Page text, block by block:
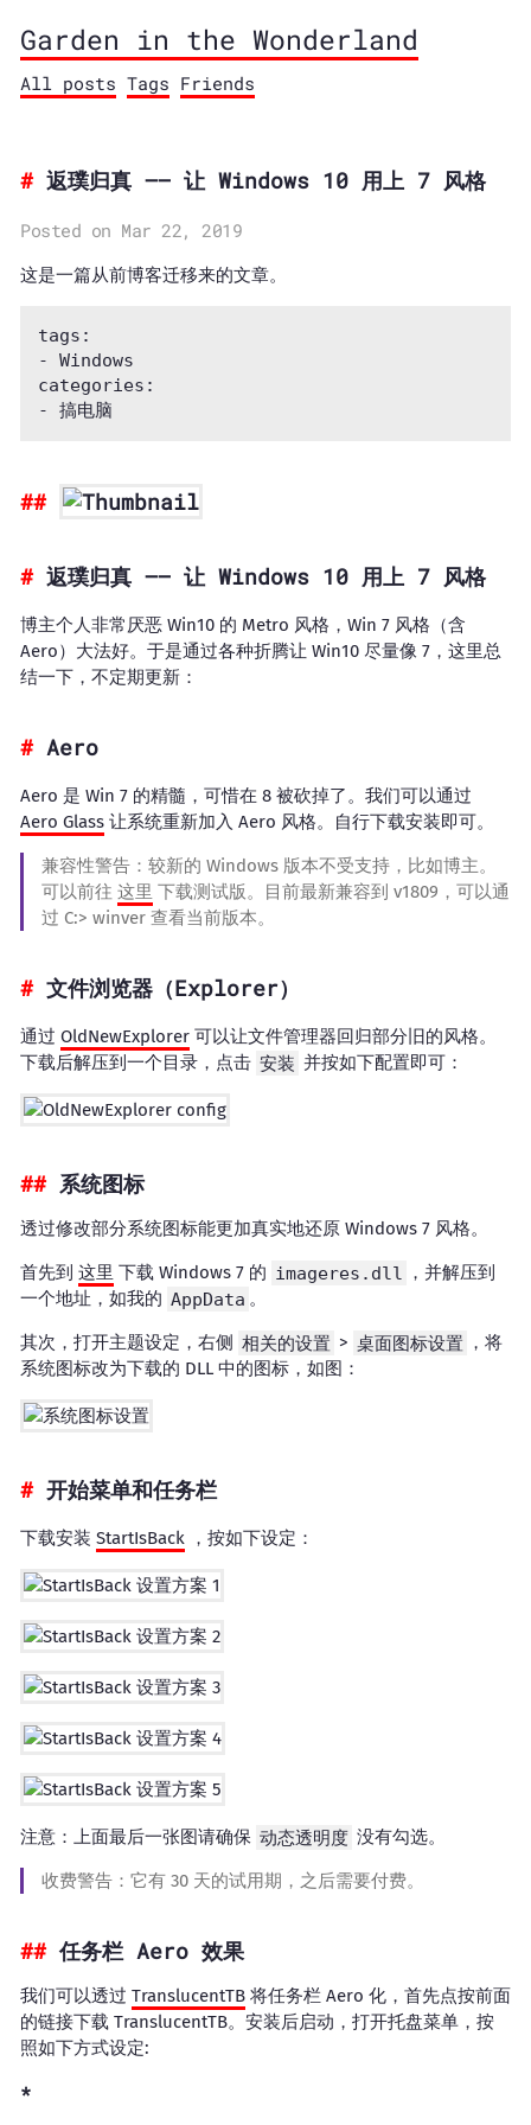
Garden in the Wonderland
All posts Tags Friends
返璞归真 —— 让 Windows 10 用上 7 风格
Posted on Mar 22, 2019
这是一篇从前博客迁移来的文章。
tags:
- Windows
categories:
返璞归真 —— 让 Windows 10 用上 7 风格
博主个人非常厌恶 Win10 的 Metro 风格，Win 7 风格（含
Aero）大法好。于是通过各种折腾让 Win10 尽量像 7，这里总
结一下，不定期更新：
Aero
Aero 是 Win 7 的精髓，可惜在 8 被砍掉了。我们可以通过
Aero Glass 让系统重新加入 Aero 风格。自行下载安装即可。
兼容性警告：较新的 Windows 版本不受支持，比如博主。
可以前往 这里 下载测试版。目前最新兼容到 v1809，可以通
过 C:> winver 查看当前版本。
文件浏览器（Explorer）
通过 OldNewExplorer 可以让文件管理器回归部分旧的风格。
下载后解压到一个目录，点击 安装 并按如下配置即可：
系统图标
透过修改部分系统图标能更加真实地还原 Windows 7 风格。
首先到 这里 下载 Windows 7 的 imageres.dll
，并解压到
一个地址，如我的 AppData 。
其次，打开主题设定，右侧 相关的设置 > 桌面图标设置 ，将
系统图标改为下载的 DLL 中的图标，如图：
开始菜单和任务栏
下载安装 StartIsBack ，按如下设定：
注意：上面最后一张图请确保 动态透明度 没有勾选。
收费警告：它有 30 天的试用期，之后需要付费。
任务栏 Aero 效果
我们可以透过 TranslucentTB 将任务栏 Aero 化，首先点按前面
的链接下载 TranslucentTB。安装后启动，打开托盘菜单，按
照如下方式设定: